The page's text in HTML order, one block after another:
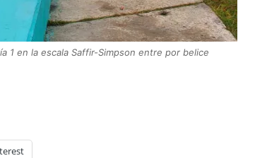
1 en la escala Saffir-Simpson entre por belice